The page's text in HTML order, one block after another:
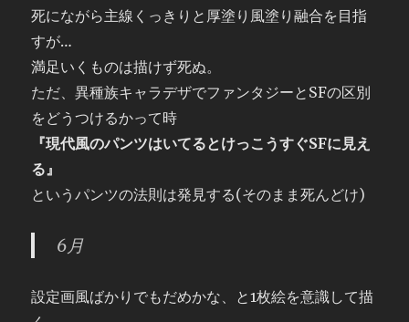
死にながら主線くっきりと厚塗り風塗り融合を目指
すが…
満足いくものは描けず死ぬ。
ただ、異種族キャラデザでファンタジーとSFの区別
をどうつけるかって時
『現代風のパンツはいてるとけっこうすぐSFに見え
る』
というパンツの法則は発見する(そのまま死んどけ)
6月
設定画風ばかりでもだめかな、と1枚絵を意識して描